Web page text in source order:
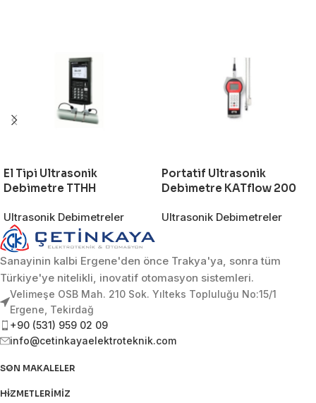
El Tipi Ultrasonik
Debimetre TTHH
Ultrasonik Debimetreler
Portatif Ultrasonik
Debimetre KATflow 200
Ultrasonik Debimetreler
Sanayinin kalbi Ergene'den önce Trakya'ya, sonra tüm
Türkiye'ye nitelikli, inovatif otomasyon sistemleri.
Velimeşe OSB Mah. 210 Sok. Yılteks Topluluğu No:15/1
Ergene, Tekirdağ
+90 (531) 959 02 09
info@cetinkayaelektroteknik.com
SON MAKALELER
HIZMETLERIMIZ